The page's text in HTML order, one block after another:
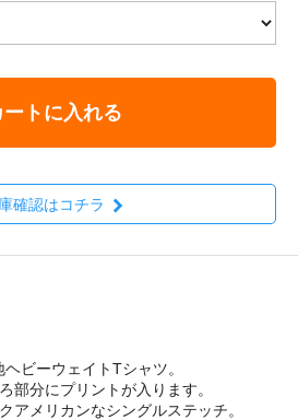
ートに入れる
確認はコチラ
ビーウェイトTシャツ。
部分にプリントが入ります。
アメリカンなシングルステッチ。